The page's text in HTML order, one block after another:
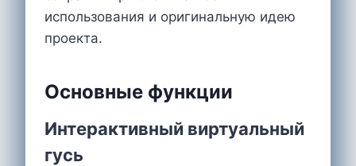
использования и оригинальную идею
проекта.
Основные функции
Интерактивный виртуальный
гусь